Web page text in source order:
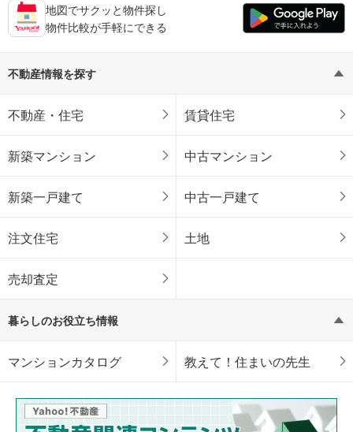
地図でサクッと物件探し
物件比較が手軽にできる
不動産情報を探す
不動産・住宅 賃貸住宅
新築マンション 中古マンション
新築一戸建て 中古一戸建て
注文住宅 土地
売却査定
暮らしのお役立ち情報
マンションカタログ 教えて！住まいの先生